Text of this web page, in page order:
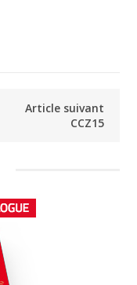
Article suivant
CCZ15